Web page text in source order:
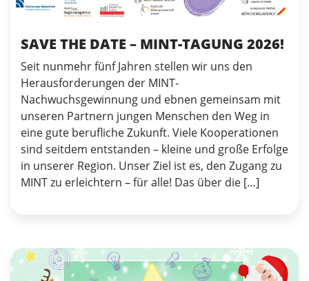
SAVE THE DATE – MINT-TAGUNG 2026!
Seit nunmehr fünf Jahren stellen wir uns den
Herausforderungen der MINT-
Nachwuchsgewinnung und ebnen gemeinsam mit
unseren Partnern jungen Menschen den Weg in
eine gute berufliche Zukunft. Viele Kooperationen
sind seitdem entstanden – kleine und große Erfolge
in unserer Region. Unser Ziel ist es, den Zugang zu
MINT zu erleichtern – für alle! Das über die […]